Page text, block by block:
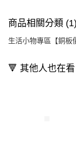
商品相關分類 (1)
生活小物專區【銅板
🔻 其他人也在看